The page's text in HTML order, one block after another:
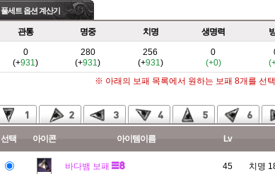
풀세트 옵션 계산기
관통 명중 치명 생명력
0
(+931)
280
(+931)
256
(+931)
0
(+0)
※ 아래의 보패 목록에서 원하는 보패 8개를 선
선택 아이콘 아이템이름 Lv
바다뱀 보패 45 치명